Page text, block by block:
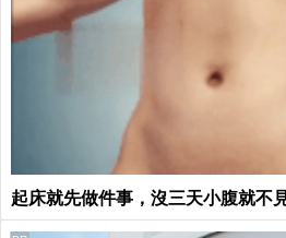
起床就先做件事，沒三天小腹就不